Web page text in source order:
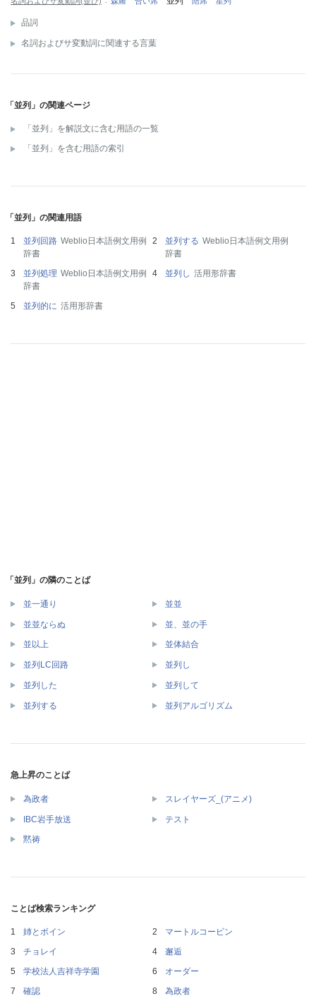
品詞
名詞およびサ変動詞に関連する言葉
「並列」の関連ページ
「並列」を解説文に含む用語の一覧
「並列」を含む用語の索引
「並列」の関連用語
並列回路 Weblio日本語例文用例
辞書
並列する Weblio日本語例文用例
辞書
並列処理 Weblio日本語例文用例
辞書
並列し 活用形辞書
並列的に 活用形辞書
「並列」の隣のことば
並一通り 並並
並並ならぬ 並、並の手
並以上 並体結合
並列LC回路 並列し
並列した 並列して
並列する 並列アルゴリズム
急上昇のことば
為政者 スレイヤーズ_(アニメ)
IBC岩手放送 テスト
黙祷
ことば検索ランキング
姉とボイン
マートルコービン
チョレイ
邂逅
学校法人吉祥寺学園
オーダー
確認
為政者